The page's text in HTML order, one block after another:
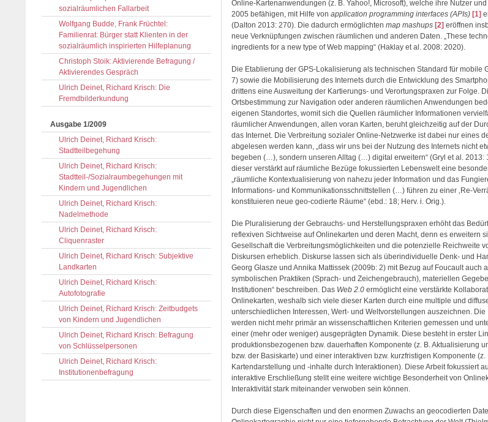
Online-Kartenanwendungen (z. B. Yahoo!, Microsoft), welche ihre Nutzer
2005 befähigen, mit Hilfe von application programming interfaces (APIs) [1]
(Dalton 2013: 270). Die dadurch ermöglichten map mashups [2] eröffnen
neue Verknüpfungen zwischen räumlichen und anderen Daten. „These
ingredients for a new type of Web mapping“ (Haklay et al. 2008: 2020).
Die Etablierung der GPS-Lokalisierung als technischen Standard für mobile
7) sowie die Mobilisierung des Internets durch die Entwicklung des
drittens eine Ausweitung der Kartierungs- und Verortungspraxen zur Folge.
Ortsbestimmung zur Navigation oder anderen räumlichen Anwendungen
eigenen Standortes, womit sich die Quellen räumlicher Informationen
räumlicher Anwendungen, allen voran Karten, beruht gleichzeitig auf der
das Internet. Die Verbreitung sozialer Online-Netzwerke ist dabei nur eines
abgelesen werden kann, „dass wir uns bei der Nutzung des Internets nicht
begeben (…), sondern unseren Alltag (…) digital erweitern“ (Gryl et al. 2013:
dieser verstärkt auf räumliche Bezüge fokussierten Lebenswelt eine
„räumliche Kontextualisierung von nahezu jeder Information und das
Informations- und Kommunikationsschnittstellen (…) führen zu einer ‚Re-
konstituieren neue geo-codierte Räume“ (ebd.: 18; Herv. i. Orig.).
Die Pluralisierung der Gebrauchs- und Herstellungspraxen erhöht das
reflexiven Sichtweise auf Onlinekarten und deren Macht, denn es erweitern
Gesellschaft die Verbreitungsmöglichkeiten und die potenzielle Reichweite
Diskursen erheblich. Diskurse lassen sich als überindividuelle Denk- und
Georg Glasze und Annika Mattissek (2009b: 2) mit Bezug auf Foucault auch
symbolischen Praktiken (Sprach- und Zeichengebrauch), materiellen
Institutionen“ beschreiben. Das Web 2.0 ermöglicht eine verstärkte
Onlinekarten, weshalb sich viele dieser Karten durch eine multiple und
unterschiedlichen Interessen, Wert- und Weltvorstellungen auszeichnen.
werden nicht mehr primär an wissenschaftlichen Kriterien gemessen und
einer (mehr oder weniger) ausgeprägten Dynamik. Diese besteht in erster
produktionsbezogenen bzw. dauerhaften Komponente (z. B. Aktualisierung
bzw. der Basiskarte) und einer interaktiven bzw. kurzfristigen Komponente
Kartendarstellung und -inhalte durch Interaktionen). Diese Arbeit fokussiert
interaktive Erschließung stellt eine weitere wichtige Besonderheit von
Interaktivität stark miteinander verwoben sein können.
Durch diese Eigenschaften und den enormen Zuwachs an geocodierten
sozialräumlichen Fallarbeit
Wolfgang Budde, Frank Früchtel:
Familienrat: Bürger statt Klienten in der
sozialräumlich inspirierten Hilfeplanung
Christoph Stoik: Aktivierende Befragung /
Aktivierendes Gespräch
Ulrich Deinet, Richard Krisch: Die
Fremdbilderkundung
Ausgabe 1/2009
Ulrich Deinet, Richard Krisch:
Stadtteilbegehung
Ulrich Deinet, Richard Krisch:
Stadtteil-/Sozialraumbegehungen mit
Kindern und Jugendlichen
Ulrich Deinet, Richard Krisch:
Nadelmethode
Ulrich Deinet, Richard Krisch:
Cliquenraster
Ulrich Deinet, Richard Krisch: Subjektive
Landkarten
Ulrich Deinet, Richard Krisch:
Autofotografie
Ulrich Deinet, Richard Krisch: Zeitbudgets
von Kindern und Jugendlichen
Ulrich Deinet, Richard Krisch: Befragung
von Schlüsselpersonen
Ulrich Deinet, Richard Krisch:
Institutionenbefragung